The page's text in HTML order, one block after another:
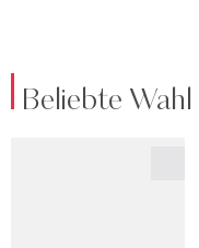
Beliebte Wahl